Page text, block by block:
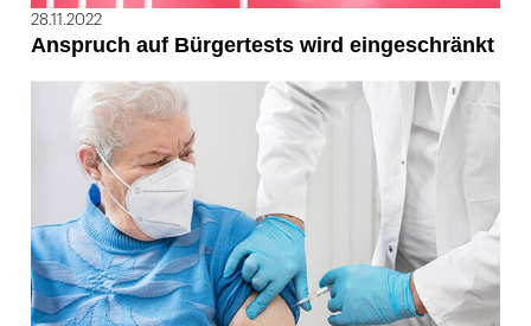
28.11.2022
Anspruch auf Bürgertests wird eingeschränkt